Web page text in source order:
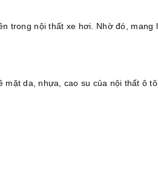
trong nội thất xe hơi. Nhờ đó, mang
da, nhựa, cao su của nội thất ô tô.